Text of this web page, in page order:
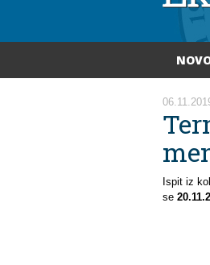
Vi
Ispit iz
se 20